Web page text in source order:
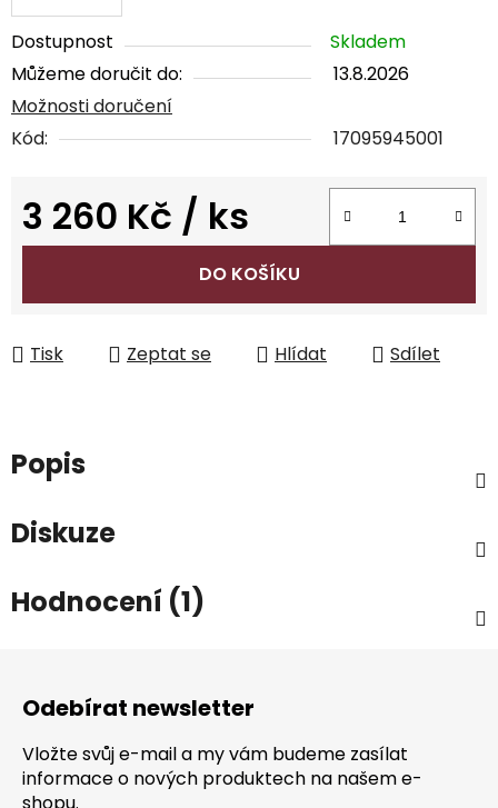
Dostupnost
Skladem
Můžeme doručit do:
13.8.2026
Možnosti doručení
Kód:
17095945001
3 260 Kč / ks
Měrná cena:
DO KOŠÍKU
Tisk Zeptat se Hlídat Sdílet
Popis
Diskuze
Hodnocení (1)
Odebírat newsletter
Vložte svůj e-mail a my vám budeme zasílat
informace o nových produktech na našem e-